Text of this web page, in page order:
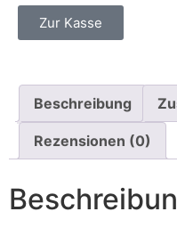
Zur Kasse
Beschreibung
Rezensionen (0)